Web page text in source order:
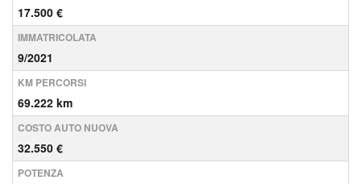
17.500 €
IMMATRICOLATA
9/2021
KM PERCORSI
69.222 km
COSTO AUTO NUOVA
32.550 €
POTENZA